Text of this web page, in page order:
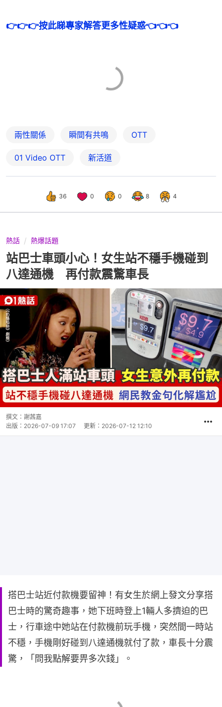
👉👉👉按此睇專家解答更多性疑惑👈👈👈
兩性關係 瞬間有共鳴 OTT
01‌ ‌Video‌ ‌OTT 新活道
36 0 0 8 4
熱話 熱爆話題
站巴士車頭小心！女生站不穩手機碰到
八達通機 再付款震驚車長
撰文： 謝茜嘉
出版： 2026-07-09 17:07 更新： 2026-07-12 12:10
搭巴士站近付款機要留神！有女生於網上發文分享搭
巴士時的驚奇趣事，她下班時登上1輛人多擠迫的巴
士，行車途中她站在付款機前玩手機，突然間一時站
不穩，手機剛好碰到八達通機就付了款，車長十分震
驚，「問我點解要畀多次錢」。